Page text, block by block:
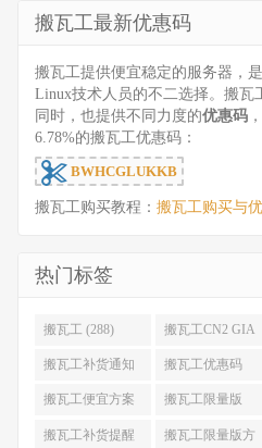
搬瓦工最新优惠码
搬瓦工提供便宜稳定的服务器，
Linux技术人员的不二选择。搬瓦
同时，也提供不同力度的优惠码
6.78%的搬瓦工优惠码：
BWHCGLUKKB
搬瓦工购买教程： 搬瓦工购买与
热门标签
搬瓦工 (288) 搬瓦工CN2 GIA
(176)
搬瓦工补货通知
(132)
搬瓦工优惠码
(131)
搬瓦工便宜方案
(128)
搬瓦工限量版
(126)
搬瓦工补货提醒 搬瓦工限量版方